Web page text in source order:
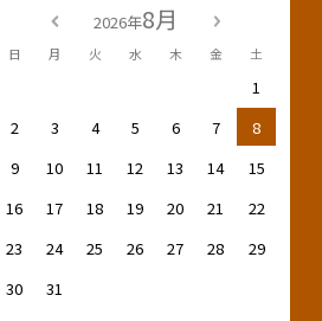
2026年8月
日 月 火 水 木 金 土
1
2
3 4 5 6 7
8
9
10 11 12 13 14
15
16
17 18 19 20 21
22
23
24 25 26 27 28
29
30
31